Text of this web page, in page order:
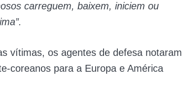
carreguem, baixem, iniciem ou
vítimas, os agentes de defesa notaram
coreanos para a Europa e América